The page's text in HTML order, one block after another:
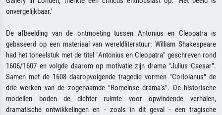
onvergelijkbaar.'
De afbeelding van de ontmoeting tussen Antonius en Cleopatra is
gebaseerd op een materiaal van wereldliteratuur: William Shakespeare
had het toneelstuk met de titel "Antonius en Cleopatra" geschreven rond
1606/1607 en volgde daarom op motivatie zijn drama "Julius Caesar".
Samen met de 1608 daaropvolgende tragedie vormen "Coriolanus" de
drie werken van de zogenaamde "Romeinse drama's". De historische
modellen boden de dichter ruimte voor opwindende verhalen,
dramatische ontwikkelingen en - zoals in dit geval - een tragische